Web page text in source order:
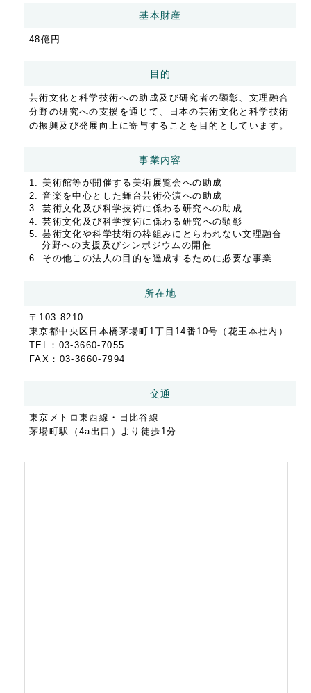
基本財産
48億円
目的
芸術文化と科学技術への助成及び研究者の顕彰、文理融合
分野の研究への支援を通じて、日本の芸術文化と科学技術
の振興及び発展向上に寄与することを目的としています。
事業内容
美術館等が開催する美術展覧会への助成
音楽を中心とした舞台芸術公演への助成
芸術文化及び科学技術に係わる研究への助成
芸術文化及び科学技術に係わる研究への顕彰
芸術文化や科学技術の枠組みにとらわれない文理融合
分野への支援及びシンポジウムの開催
その他この法人の目的を達成するために必要な事業
所在地
〒103-8210
東京都中央区日本橋茅場町1丁目14番10号（花王本社内）
TEL：03-3660-7055
FAX：03-3660-7994
交通
東京メトロ東西線・日比谷線
茅場町駅（4a出口）より徒歩1分